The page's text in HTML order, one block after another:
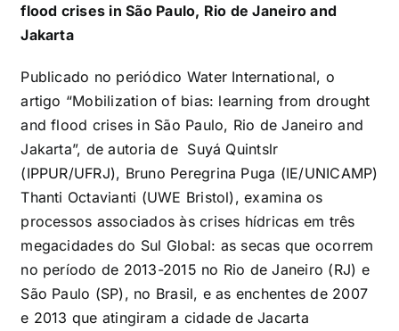
flood crises in São Paulo, Rio de Janeiro and
Jakarta
Publicado no periódico Water International, o
artigo “Mobilization of bias: learning from drought
and flood crises in São Paulo, Rio de Janeiro and
Jakarta”, de autoria de Suyá Quintslr
(IPPUR/UFRJ), Bruno Peregrina Puga (IE/UNICAMP)
Thanti Octavianti (UWE Bristol), examina os
processos associados às crises hídricas em três
megacidades do Sul Global: as secas que ocorrem
no período de 2013-2015 no Rio de Janeiro (RJ) e
São Paulo (SP), no Brasil, e as enchentes de 2007
e 2013 que atingiram a cidade de Jacarta